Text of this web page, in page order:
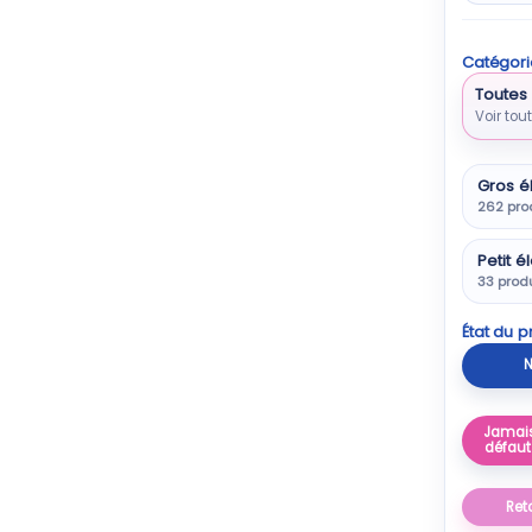
Voir
Gros
262
Petit
33
État du
défaut